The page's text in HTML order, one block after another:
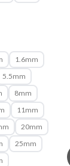
1.6mm
5.5mm
8mm
11mm
20mm
25mm